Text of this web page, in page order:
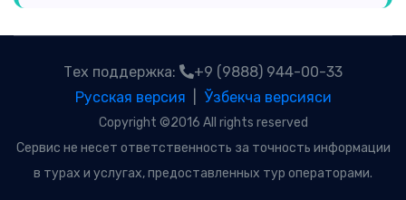
Тех поддержка:
+9 (9888) 944-00-33
Русская версия
Ўзбекча версияси
Copyright ©2016 All rights reserved
Сервис не несет ответственность за точность информации
в турах и услугах, предоставленных тур операторами.